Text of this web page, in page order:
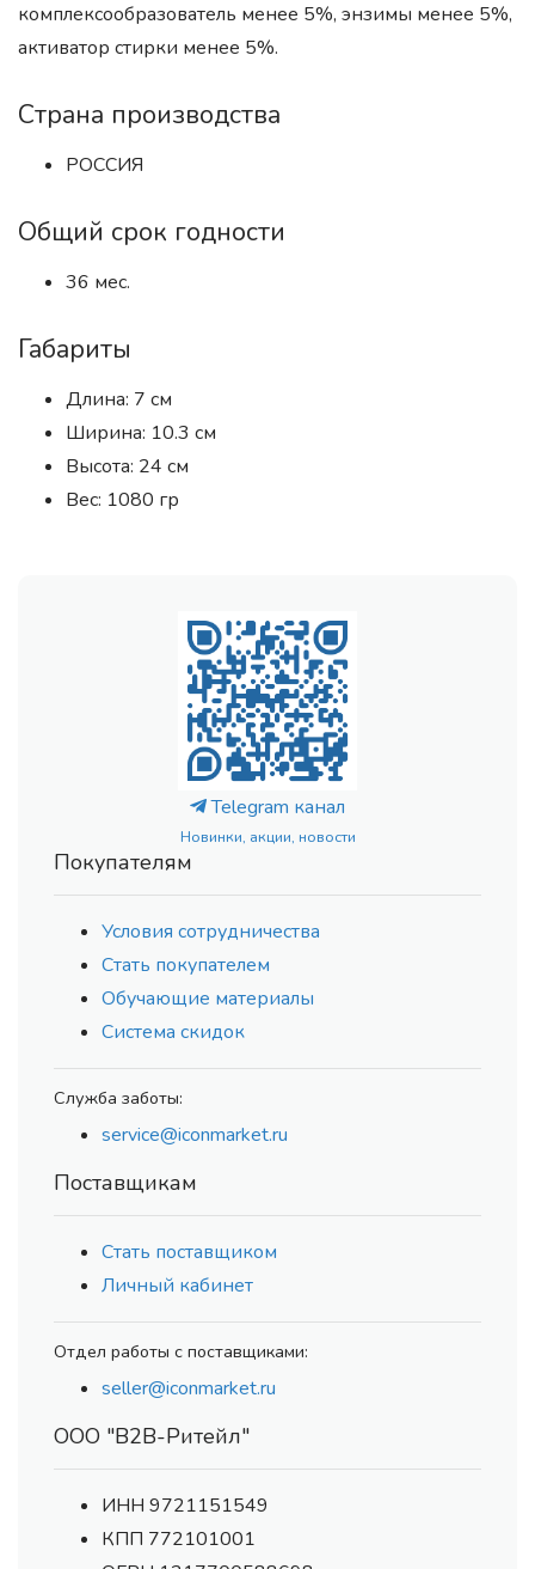
комплексообразователь менее 5%, энзимы менее 5%,
активатор стирки менее 5%.
Страна производства
РОССИЯ
Общий срок годности
36 мес.
Габариты
Длина: 7 см
Ширина: 10.3 см
Высота: 24 см
Вес: 1080 гр
Telegram канал
Новинки, акции, новости
Покупателям
Условия сотрудничества
Стать покупателем
Обучающие материалы
Система скидок
Служба заботы:
service@iconmarket.ru
Поставщикам
Стать поставщиком
Личный кабинет
Отдел работы с поставщиками:
seller@iconmarket.ru
ООО "В2В-Ритейл"
ИНН 9721151549
КПП 772101001